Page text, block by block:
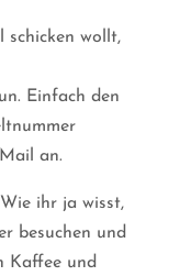
schicken wollt,
Einfach den
an.
ihr ja wisst,
besuchen und
Kaffee und